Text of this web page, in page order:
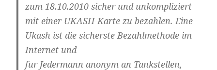
zum 18.10.2010 sicher und unkompliziert
mit einer UKASH-Karte zu bezahlen. Eine
Ukash ist die sicherste Bezahlmethode im
Internet und
fur Jedermann anonym an Tankstellen,